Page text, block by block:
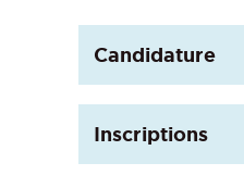
Candidature
Inscriptions